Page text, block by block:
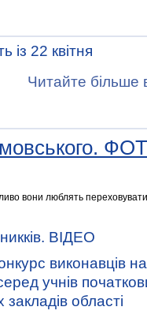
із 22 квітня
Читайте більше
вони люблять
ВІДЕО
виконавців на
учнів
області